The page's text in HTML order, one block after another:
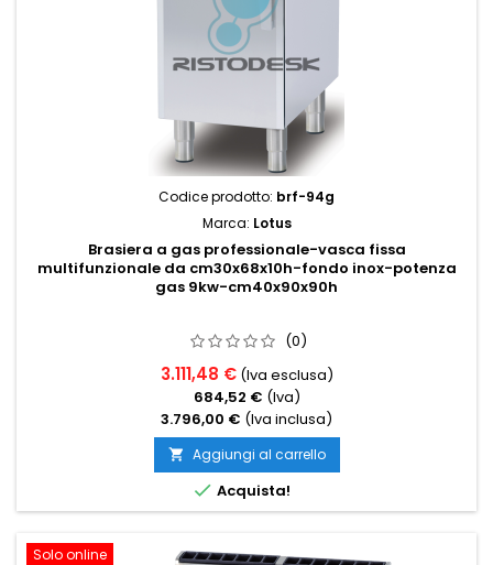
Codice prodotto: brf-94g
Marca: Lotus
Brasiera a gas professionale-vasca fissa
multifunzionale da cm30x68x10h-fondo inox-potenza
gas 9kw-cm40x90x90h
(0)
3.111,48 € (Iva esclusa)
684,52 € (Iva)
3.796,00 € (Iva inclusa)
 Aggiungi al carrello
 Acquista!
Solo online